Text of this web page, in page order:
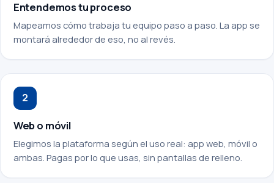
Entendemos tu proceso
Mapeamos cómo trabaja tu equipo paso a paso. La app se
montará alrededor de eso, no al revés.
2
Web o móvil
Elegimos la plataforma según el uso real: app web, móvil o
ambas. Pagas por lo que usas, sin pantallas de relleno.